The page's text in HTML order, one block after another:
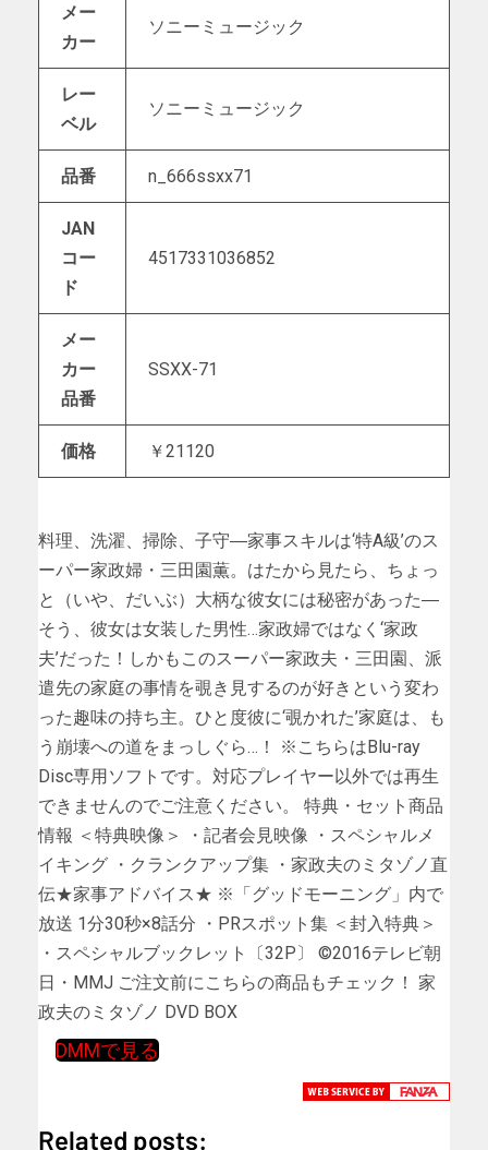
メー
カー
ソニーミュージック
レー
ベル
ソニーミュージック
品番 n_666ssxx71
JAN
コー
ド
4517331036852
メー
カー
品番
SSXX-71
価格 ￥21120
料理、洗濯、掃除、子守―家事スキルは‘特A級’のス
ーパー家政婦・三田園薫。はたから見たら、ちょっ
と（いや、だいぶ）大柄な彼女には秘密があった―
そう、彼女は女装した男性…家政婦ではなく‘家政
夫’だった！しかもこのスーパー家政夫・三田園、派
遣先の家庭の事情を覗き見するのが好きという変わ
った趣味の持ち主。ひと度彼に‘覗かれた’家庭は、も
う崩壊への道をまっしぐら…！ ※こちらはBlu-ray
Disc専用ソフトです。対応プレイヤー以外では再生
できませんのでご注意ください。 特典・セット商品
情報 ＜特典映像＞ ・記者会見映像 ・スペシャルメ
イキング ・クランクアップ集 ・家政夫のミタゾノ直
伝★家事アドバイス★ ※「グッドモーニング」内で
放送 1分30秒×8話分 ・PRスポット集 ＜封入特典＞
・スペシャルブックレット〔32P〕 ©2016テレビ朝
日・MMJ ご注文前にこちらの商品もチェック！ 家
政夫のミタゾノ DVD BOX
DMMで見る
Related posts: